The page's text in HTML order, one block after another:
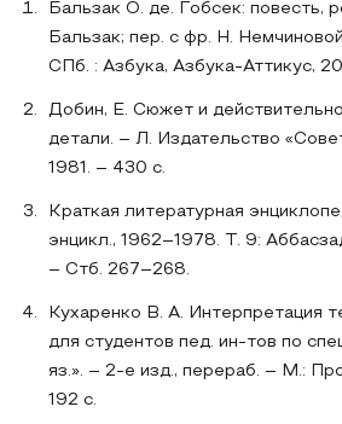
Бальзак О. де. Гобсек: повесть,
Бальзак; пер. с фр. Н.
СПб. : Азбука, Азбука-Аттикус,
Добин, Е. Сюжет и
детали. – Л. Издательство
1981. – 430 с.
Краткая литературная
энцикл., 1962–1978. Т. 9:
– Стб. 267–268.
Кухаренко В. А. Интерпретация
для студентов пед. ин-тов по
яз.». – 2-е изд., перераб. – М.:
192 с.